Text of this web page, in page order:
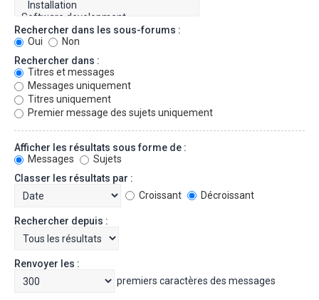
Rechercher dans les sous-forums :
Oui
Non
Rechercher dans :
Titres et messages
Messages uniquement
Titres uniquement
Premier message des sujets uniquement
Afficher les résultats sous forme de :
Messages
Sujets
Classer les résultats par :
Croissant
Décroissant
Rechercher depuis :
Renvoyer les :
premiers caractères des messages